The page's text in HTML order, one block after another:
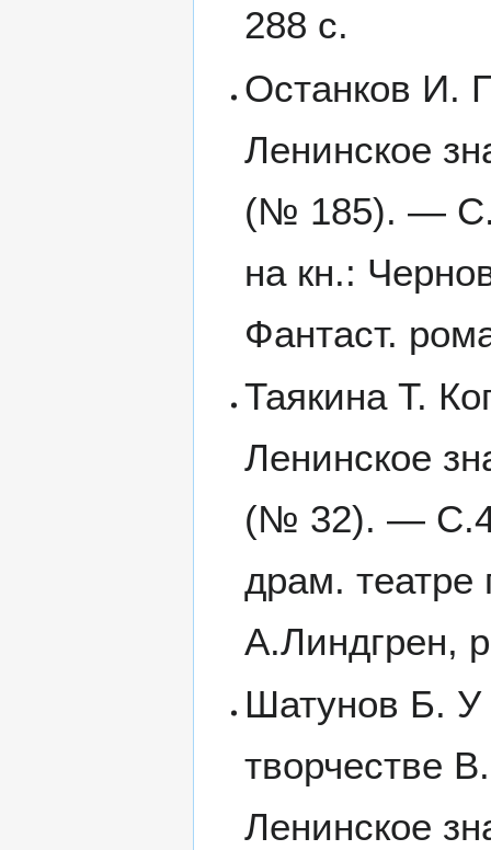
288 с.
Останков И.
Ленинское
(№ 185). —
на кн.:
Фантаст.
Таякина Т.
Ленинское
(№ 32). —
драм.
А.Линдгрен,
Шатунов Б. У
творчестве
Ленинское